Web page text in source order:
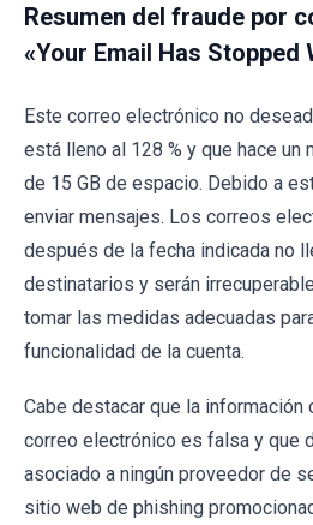
Resumen del fraude por
«Your Email Has Stopped
Este correo electrónico no
está lleno al 128 % y que hace
de 15 GB de espacio. Debido a
enviar mensajes. Los correos
después de la fecha indicada no
destinatarios y serán
tomar las medidas adecuadas
funcionalidad de la cuenta.
Cabe destacar que la información
correo electrónico es falsa y que
asociado a ningún proveedor de
sitio web de phishing